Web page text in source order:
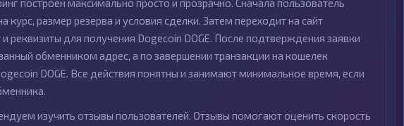
построен максимально просто и прозрачно. Сначала пользователь
размер резерва и условия сделки. Затем переходит на сайт
для получения Dogecoin DOGE. После подтверждения заявки
обменником адрес, а по завершении транзакции на кошелек
DOGE. Все действия понятны и занимают минимальное время, если
изучить отзывы пользователей. Отзывы помогают оценить скорость